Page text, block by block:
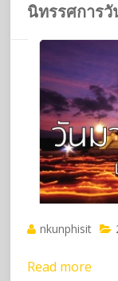
นิทรรศการ
nkunphisit
Read more